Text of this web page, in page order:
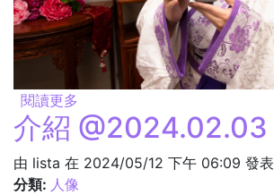
閱讀更多
介紹 @2024.02.03
由 lista 在 2024/05/12 下午 06:09 發表
分類: 人像